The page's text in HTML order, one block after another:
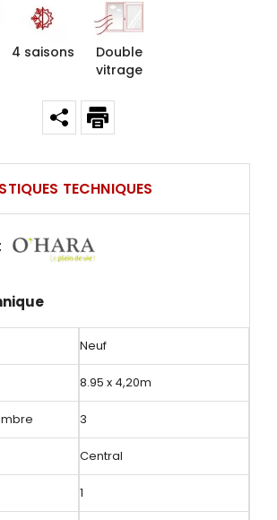
4 saisons
Double
vitrage
TECHNIQUES
:
Neuf
8.95 x 4,20m
3
Central
1